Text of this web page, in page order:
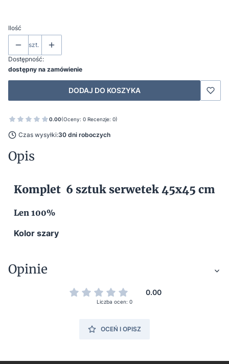
Ilość
szt.
Dostępność:
dostępny na zamówienie
DODAJ DO KOSZYKA
0.00(Oceny: 0 Recenzje: 0)
Czas wysyłki:30 dni roboczych
Opis
Komplet 6 sztuk serwetek 45x45 cm
Len 100%
Kolor szary
Opinie
0.00
Liczba ocen: 0
OCEŃ I OPISZ